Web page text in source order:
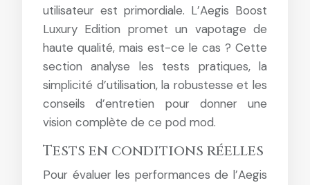
utilisateur est primordiale. L’Aegis Boost
Luxury Edition promet un vapotage de
haute qualité, mais est-ce le cas ? Cette
section analyse les tests pratiques, la
simplicité d’utilisation, la robustesse et les
conseils d’entretien pour donner une
vision complète de ce pod mod.
Tests en conditions réelles
Pour évaluer les performances de l’Aegis